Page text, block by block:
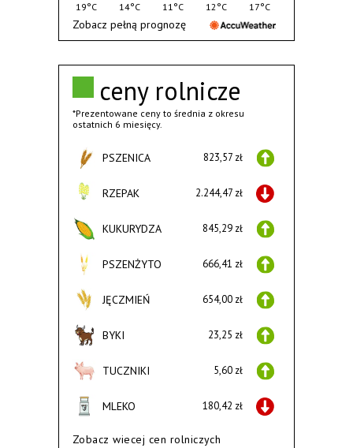
ceny rolnicze
*Prezentowane ceny to średnia z okresu
ostatnich 6 miesięcy.
PSZENICA 823,57 zł
RZEPAK 2.244,47 zł
KUKURYDZA 845,29 zł
PSZENŻYTO 666,41 zł
JĘCZMIEŃ 654,00 zł
BYKI 23,25 zł
TUCZNIKI 5,60 zł
MLEKO 180,42 zł
Zobacz wiecej cen rolniczych
19°C
14°C
11°C
12°C
17°C
Zobacz pełną prognozę